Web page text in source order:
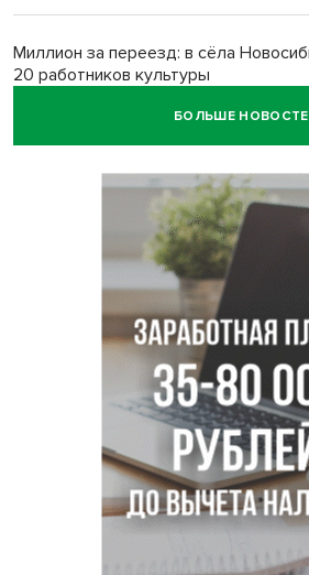
Миллион за переезд: в сёла
20 работников культуры
О похолодании в августе-2026
В Новосибирске минтранс наказал 8
Андрей Травников поблагодарил
строителей за вклад в развитие
Новосибирский метрополитен начал
«Площади Ленина»
БОЛЬШЕ